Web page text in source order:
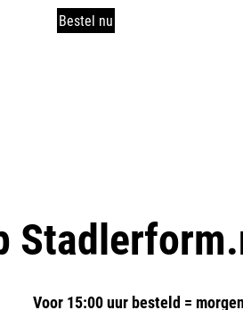
Bestel nu
Voor 15:00 uur besteld =